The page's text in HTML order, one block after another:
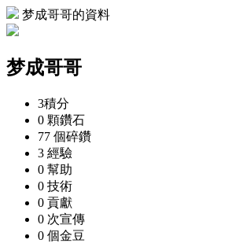
梦成哥哥的資料
梦成哥哥
3積分
0 顆鑽石
77 個碎鑽
3 經驗
0 幫助
0 技術
0 貢獻
0 次宣傳
0 個金豆